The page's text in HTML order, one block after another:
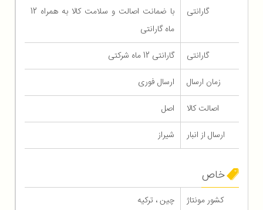
گارانتی
با ضمانت اصالت و سلامت کالا به همراه 12
ماه گارانتی
گارانتی
گارانتی 12 ماه شرکتی
زمان ارسال
ارسال فوری
اصالت کالا
اصل
ارسال از انبار
شیراز
خاص
کشور مونتاژ
چین ، ترکیه